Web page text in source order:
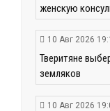
женскую
10 Авг 2026
Тверитяне
земляков
10 Авг 2026